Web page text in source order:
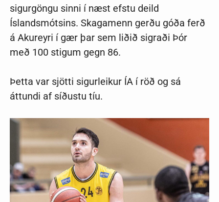
sigurgöngu sinni í næst efstu deild
Íslandsmótsins. Skagamenn gerðu góða ferð
á Akureyri í gær þar sem liðið sigraði Þór
með 100 stigum gegn 86.
Þetta var sjötti sigurleikur ÍA í röð og sá
áttundi af síðustu tíu.